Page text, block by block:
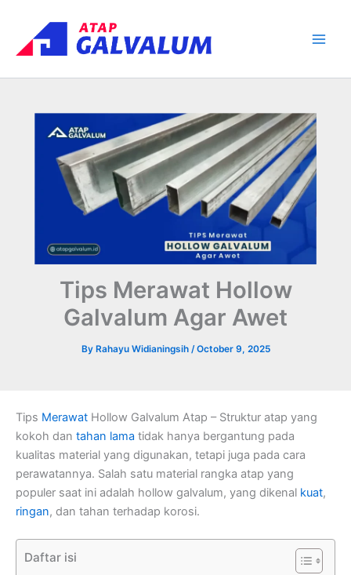
content
Tips Merawat Hollow
Galvalum Agar Awet
By Rahayu Widianingsih /October 9, 2025
Tips Merawat Hollow Galvalum Atap – Struktur atap yang
kokoh dan tahan lama tidak hanya bergantung pada
kualitas material yang digunakan, tetapi juga pada cara
perawatannya. Salah satu material rangka atap yang
populer saat ini adalah hollow galvalum, yang dikenal kuat,
ringan, dan tahan terhadap korosi.
Daftar isi